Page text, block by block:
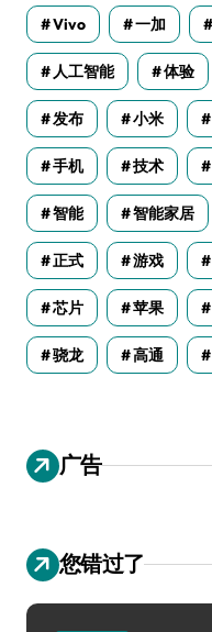
Vivo 一加
人工智能 体验
发布 小米
手机 技术
智能 智能家居
正式 游戏
芯片 苹果
骁龙 高通
广告
您错过了